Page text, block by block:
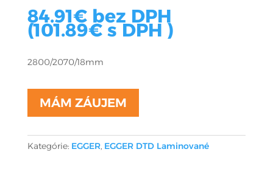
84.91€ bez DPH
(101.89€s DPH )
2800/2070/18mm
MÁM ZÁUJEM
Kategórie: EGGER, EGGER DTD Laminované